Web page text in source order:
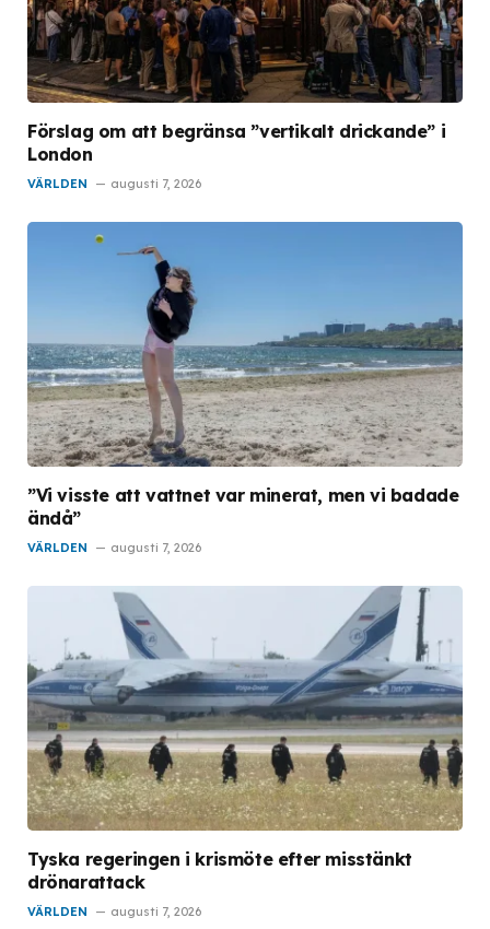
Förslag om att begränsa ”vertikalt drickande” i
London
VÄRLDEN augusti 7, 2026
”Vi visste att vattnet var minerat, men vi badade
ändå”
VÄRLDEN augusti 7, 2026
Tyska regeringen i krismöte efter misstänkt
drönarattack
VÄRLDEN augusti 7, 2026